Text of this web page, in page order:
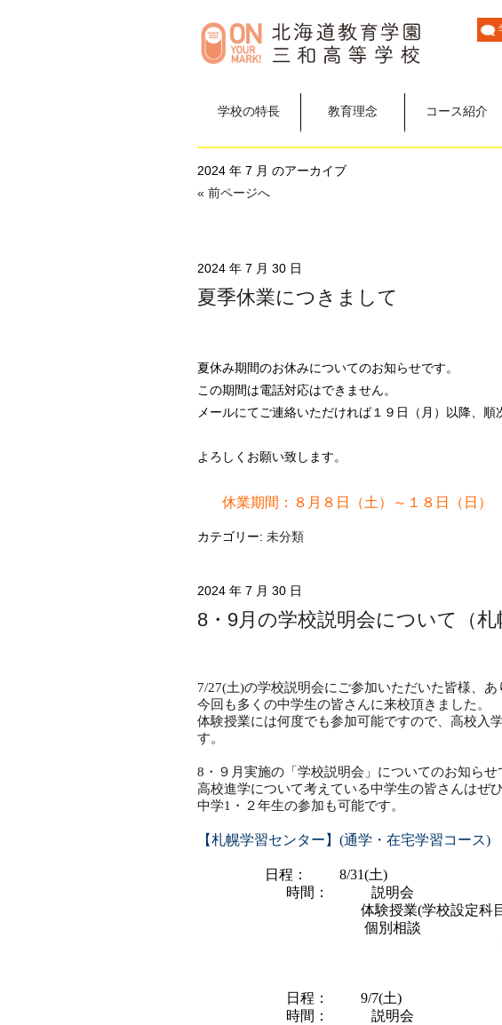
学校の特長 教育理念 コース紹介
2024 年 7 月 のアーカイブ
« 前ページへ
2024 年 7 月 30 日
夏季休業につきまして
夏休み期間のお休みについてのお知らせです。
この期間は電話対応はできません。
メールにてご連絡いただければ１９日（月）以降、順
よろしくお願い致します。
休業期間：８月８日（土）～１８日（日）
カテゴリー: 未分類
2024 年 7 月 30 日
8・9月の学校説明会について（札
7/27(土)の学校説明会にご参加いただいた皆様、あ
今回も多くの中学生の皆さんに来校頂きました。
体験授業には何度でも参加可能ですので、高校入
す。
8・９月実施の「学校説明会」についてのお知らせ
高校進学について考えている中学生の皆さんはぜ
中学1・２年生の参加も可能です。
【札幌学習センター】(通学・在宅学習コース)
日程： 8/31(土)
時間： 説明会
体験授業(学校設定科
個別相談
早目のご予約をお
日程： 9/7(土)
時間： 説明会